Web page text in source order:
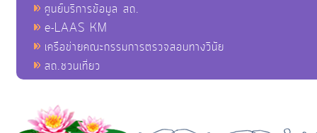
ศูนย์บริการข้อมูล สถ.
e-LAAS KM
เครือข่ายคณะกรรมการตรวจสอบทางวินัย
สถ.ชวนเที่ยว